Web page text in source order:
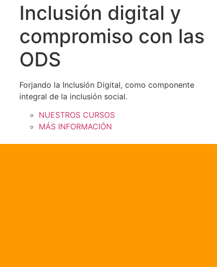
Inclusión digital y
compromiso con las
ODS
Forjando la Inclusión Digital, como componente
integral de la inclusión social.
NUESTROS CURSOS
MÁS INFORMACIÓN